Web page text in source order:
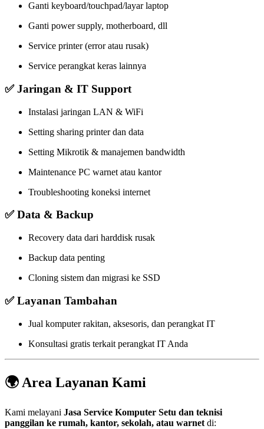
Ganti keyboard/touchpad/layar laptop
Ganti power supply, motherboard, dll
Service printer (error atau rusak)
Service perangkat keras lainnya
✅ Jaringan & IT Support
Instalasi jaringan LAN & WiFi
Setting sharing printer dan data
Setting Mikrotik & manajemen bandwidth
Maintenance PC warnet atau kantor
Troubleshooting koneksi internet
✅ Data & Backup
Recovery data dari harddisk rusak
Backup data penting
Cloning sistem dan migrasi ke SSD
✅ Layanan Tambahan
Jual komputer rakitan, aksesoris, dan perangkat IT
Konsultasi gratis terkait perangkat IT Anda
🌍 Area Layanan Kami
Kami melayani Jasa Service Komputer Setu dan teknisi
panggilan ke rumah, kantor, sekolah, atau warnetdi: